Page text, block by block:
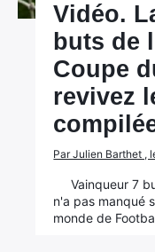
Vidéo.
buts de
Coupe
revivez
Par Julien Barthet ,
Vainqueur 7
n'a pas manqué
monde de